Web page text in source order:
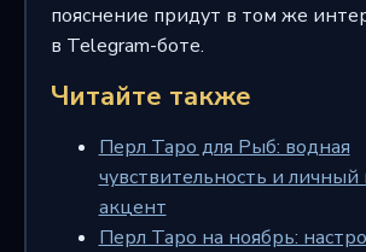
пояснение придут в том же
в Telegram-боте.
Читайте также
Перл Таро для Рыб: водная
чувствительность и
акцент
Перл Таро на ноябрь: